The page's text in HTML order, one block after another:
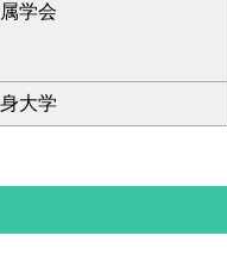
学会
大学